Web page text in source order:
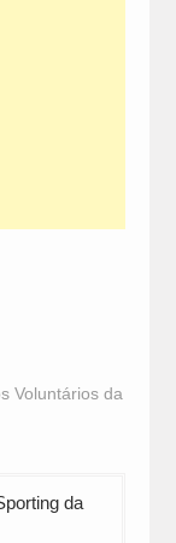
Voluntários da
da